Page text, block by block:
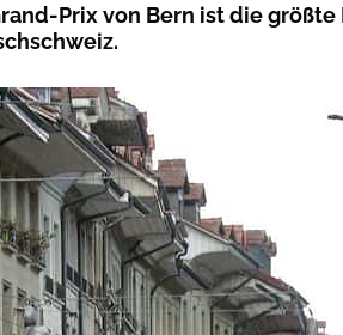
Prix von Bern ist die